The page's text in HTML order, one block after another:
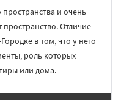
и очень
Отличие
в том, что у него
роль которых
или дома.